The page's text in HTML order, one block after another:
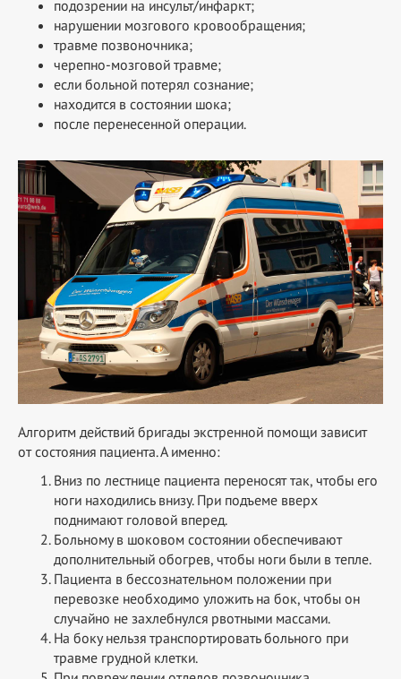
подозрении на инсульт/инфаркт;
нарушении мозгового кровообращения;
травме позвоночника;
черепно-мозговой травме;
если больной потерял сознание;
находится в состоянии шока;
после перенесенной операции.
Алгоритм действий бригады экстренной помощи зависит
от состояния пациента. А именно:
Вниз по лестнице пациента переносят так, чтобы его
ноги находились внизу. При подъеме вверх
поднимают головой вперед.
Больному в шоковом состоянии обеспечивают
дополнительный обогрев, чтобы ноги были в тепле.
Пациента в бессознательном положении при
перевозке необходимо уложить на бок, чтобы он
случайно не захлебнулся рвотными массами.
На боку нельзя транспортировать больного при
травме грудной клетки.